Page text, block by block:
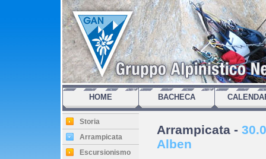
HOME BACHECA
Storia
Arrampicata
Escursionismo
Arrampicata -
Alben